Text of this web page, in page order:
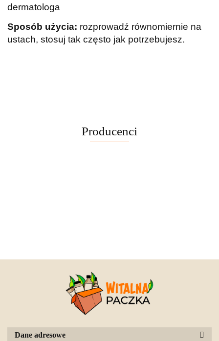
dermatologa
Sposób użycia: rozprowadź równomiernie na
ustach, stosuj tak często jak potrzebujesz.
Producenci
Dane adresowe